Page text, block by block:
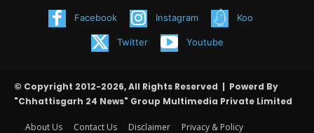
Facebook Instagram Koo
Twitter Youtube
© Copyright 2012-2026, All Rights Reserved | Powerd By
"Chhattisgarh 24 News" Group Multimedia Private Limited
About Us Contact Us Disclaimer
Privacy & Policy